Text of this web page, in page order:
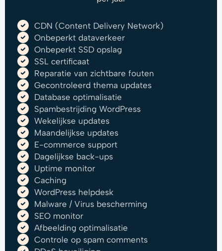
CDN (Content Delivery Network)
Onbeperkt dataverkeer
Onbeperkt SSD opslag
SSL certificaat
Reparatie van zichtbare fouten
Gecontroleerd thema updates
Database optimalisatie
Spambestrijding WordPress
Wekelijkse updates
Maandelijkse updates
E-commerce support
Dagelijkse back-ups
Uptime monitor
Caching
WordPress helpdesk
Malware / Virus bescherming
SEO monitor
Afbeelding optimalisatie
Controle op spam comments